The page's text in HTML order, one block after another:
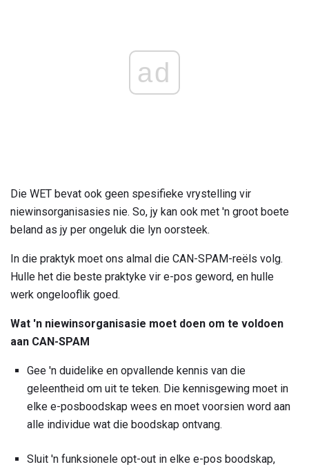
ad
Die WET bevat ook geen spesifieke vrystelling vir
niewinsorganisasies nie. So, jy kan ook met 'n groot boete
beland as jy per ongeluk die lyn oorsteek.
In die praktyk moet ons almal die CAN-SPAM-reëls volg.
Hulle het die beste praktyke vir e-pos geword, en hulle
werk ongelooflik goed.
Wat 'n niewinsorganisasie moet doen om te voldoen
aan CAN-SPAM
Gee 'n duidelike en opvallende kennis van die
geleentheid om uit te teken. Die kennisgewing moet in
elke e-posboodskap wees en moet voorsien word aan
alle individue wat die boodskap ontvang.
Sluit 'n funksionele opt-out in elke e-pos boodskap,